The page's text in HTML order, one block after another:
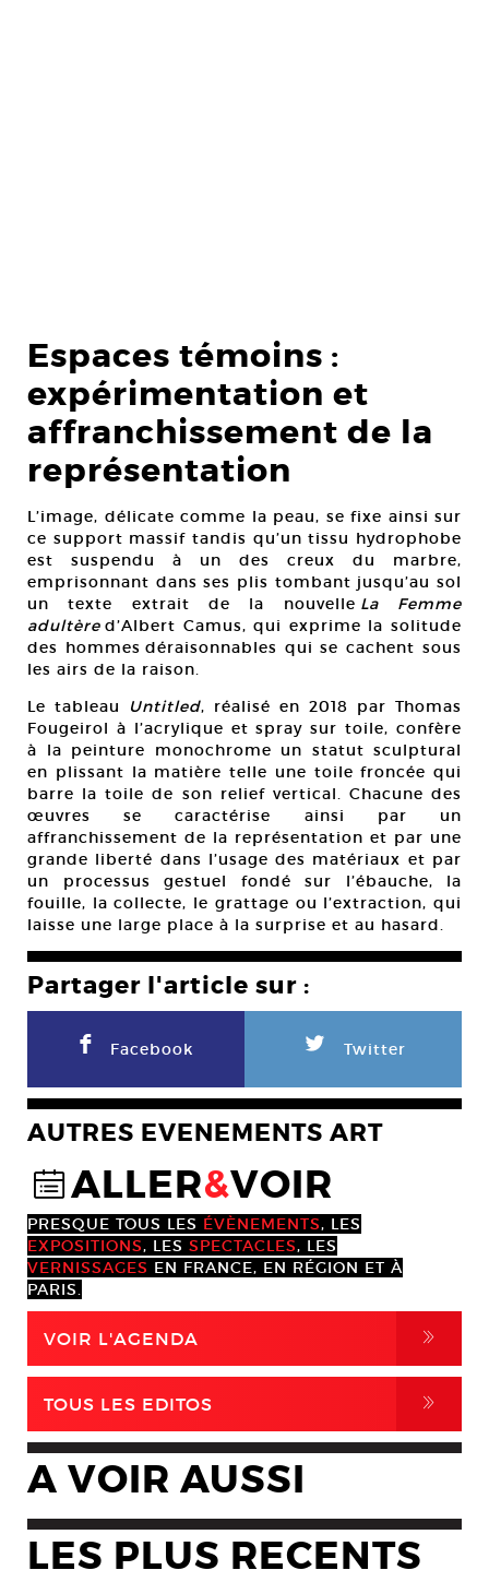
Espaces témoins :
expérimentation et
affranchissement de la
représentation
L’image, délicate comme la peau, se fixe ainsi sur
ce support massif tandis qu’un tissu hydrophobe
est suspendu à un des creux du marbre,
emprisonnant dans ses plis tombant jusqu’au sol
un texte extrait de la nouvelle La Femme
adultère d’Albert Camus, qui exprime la solitude
des hommes déraisonnables qui se cachent sous
les airs de la raison.
Le tableau
Untitled, réalisé en 2018 par Thomas
Fougeirol à l’acrylique et spray sur toile, confère
à la peinture monochrome un statut sculptural
en plissant la matière telle une toile froncée qui
barre la toile de son relief vertical. Chacune des
œuvres se caractérise ainsi par un
affranchissement de la représentation et par une
grande liberté dans l’usage des matériaux et par
un processus gestuel fondé sur l’ébauche, la
fouille, la collecte, le grattage ou l’extraction, qui
laisse une large place à la surprise et au hasard.
Partager l'article sur :
F Facebook L Twitter
AUTRES EVENEMENTS ART
@ALLER&VOIR
PRESQUE TOUS LES ÉVÈNEMENTS, LES
EXPOSITIONS, LES SPECTACLES, LES
VERNISSAGES EN FRANCE, EN RÉGION ET À
PARIS.
VOIR L'AGENDA ,
TOUS LES EDITOS ,
A VOIR AUSSI
LES PLUS RECENTS